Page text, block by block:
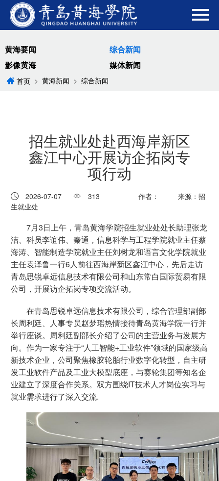
黄海要闻
综合新闻
影像黄海
媒体新闻
首页 > 黄海新闻 > 综合新闻
招生就业处赴西海岸新区
鑫江中心开展访企拓岗专
项行动
2026-07-07 313 作者：
来源：招
生就业处
7月3日上午，青岛黄海学院招生就业处处长助理张龙
洁、科员李谊伟、秦通，信息科学与工程学院就业主任蔡
海涛、智能制造学院就业主任刘树龙和语言文化学院就业
主任袁泽鲁一行6人前往西海岸新区鑫江中心，先后走访
青岛思锐卓远信息技术有限公司和山东常白国际贸易有限
公司，开展访企拓岗专项交流活动。
在青岛思锐卓远信息技术有限公司，综合管理部副部
长周利廷、人事专员赵梦瑶热情接待青岛黄海学院一行并
举行座谈。周利廷副部长介绍了公司的主营业务与发展方
向。作为一家专注于“人工智能+工业软件”领域的国家级高
新技术企业，公司聚焦橡胶轮胎行业数字化转型，自主研
发工业软件产品及工业大模型底座，与赛轮集团等知名企
业建立了深度合作关系。双方围绕IT技术人才岗位实习与
就业需求进行了深入交流.